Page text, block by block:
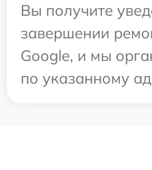
Вы получите
завершении
Google, и мы
по указанному